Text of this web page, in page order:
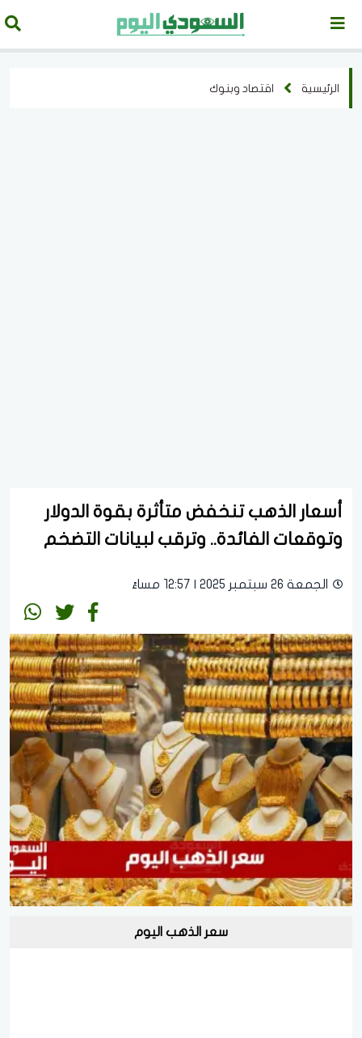
الرئيسية اقتصاد وبنوك
أسعار الذهب تنخفض متأثرة بقوة الدولار
وتوقعات الفائدة.. وترقب لبيانات التضخم
الجمعة 26 سبتمبر 2025 | 12:57 مساءً
سعر الذهب اليوم